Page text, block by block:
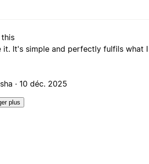
it. It's simple and perfectly fulfils what
· 10 déc. 2025
plus